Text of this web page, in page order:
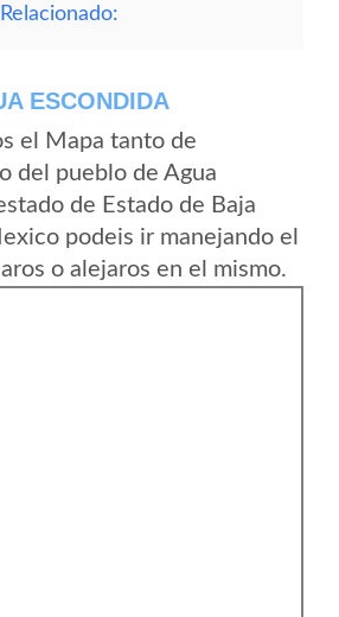
ESCONDIDA
el Mapa tanto de
del pueblo de Agua
de Estado de Baja
podeis ir manejando el
o alejaros en el mismo.